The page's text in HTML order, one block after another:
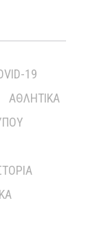
19
ΑΘΛΗΤΙΚΆ